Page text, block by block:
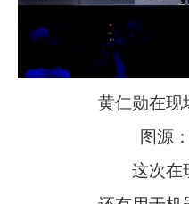
黄仁勋在现
图源：
这次在